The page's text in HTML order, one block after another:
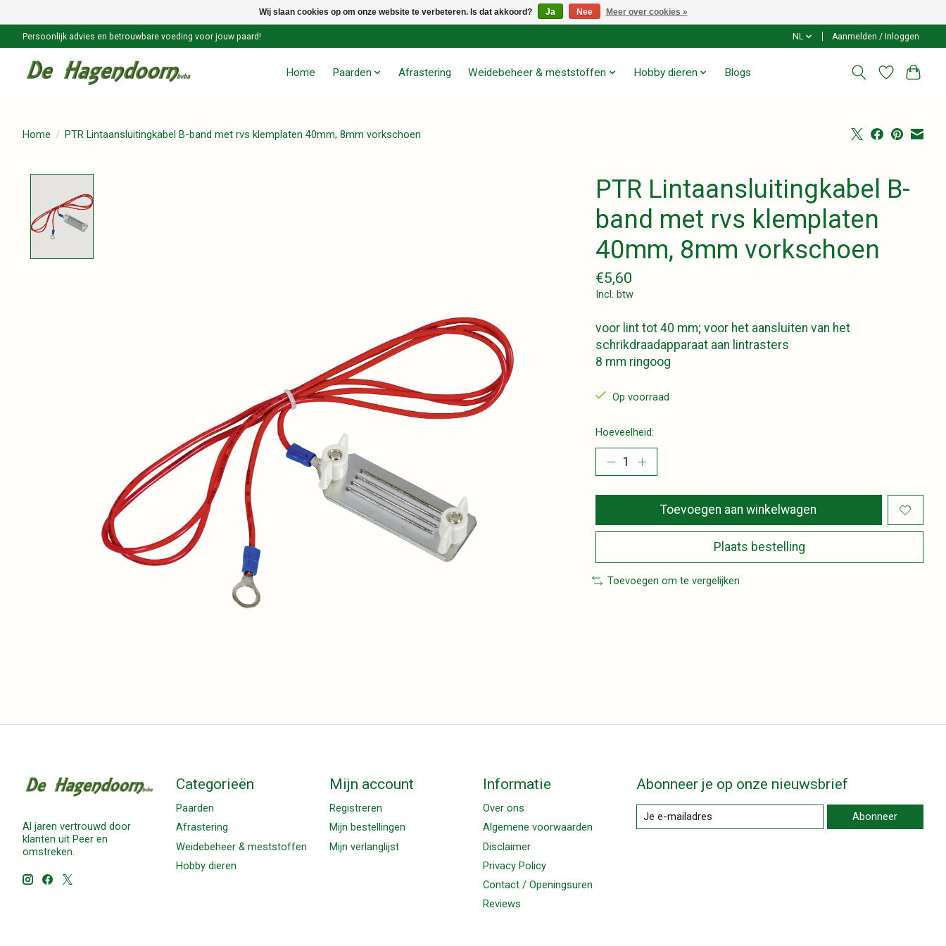
Persoonlijk advies en betrouwbare voeding voor jouw paard! NL Aanmelden / Inloggen
Home Paarden Afrastering Weidebeheer & meststoffen Hobby dieren Blogs
Home / PTR Lintaansluitingkabel B-band met rvs klemplaten 40mm, 8mm vorkschoen
PTR Lintaansluitingkabel B-
band met rvs klemplaten
40mm, 8mm vorkschoen
€5,60
Incl. btw
voor lint tot 40 mm; voor het aansluiten van het
schrikdraadapparaat aan lintrasters
8 mm ringoog
Op voorraad
Hoeveelheid:
Toevoegen aan winkelwagen
Plaats bestelling
Toevoegen om te vergelijken
Al jaren vertrouwd door
klanten uit Peer en
omstreken.
Categorieën
Paarden
Afrastering
Weidebeheer & meststoffen
Hobby dieren
Mijn account
Registreren
Mijn bestellingen
Mijn verlanglijst
Informatie
Over ons
Algemene voorwaarden
Disclaimer
Privacy Policy
Contact / Openingsuren
Reviews
Abonneer je op onze nieuwsbrief
Abonneer
Wij slaan cookies op om onze website te verbeteren. Is dat akkoord? Ja Nee Meer over cookies »